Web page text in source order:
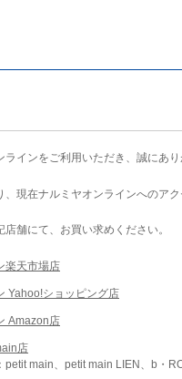
ラインをご利用いただき、誠にあり
、現在ナルミヤオンラインへのア
舗にて、お買い求めください。
楽天市場店
Yahoo!ショッピング店
Amazon店
店
petit main、petit main LIEN、b・